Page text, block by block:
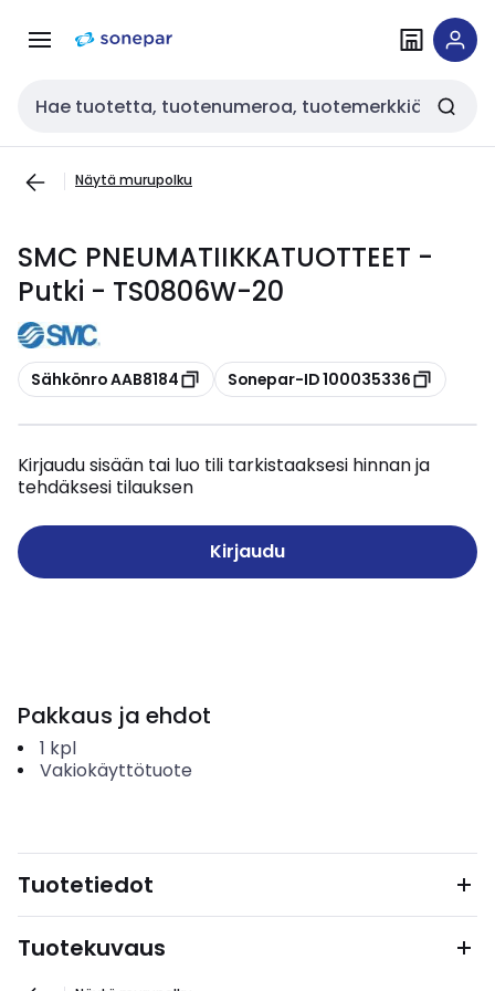
navigointiinsisältöön
Haku
Näytä murupolku
SMC PNEUMATIIKKATUOTTEET -
Putki - TS0806W-20
Kopioi
Sähkönro AAB8184 Kopioi
Sonepar-ID 100035336
Kirjaudu sisään tai luo tili tarkistaaksesi hinnan ja
tehdäksesi tilauksen
Kirjaudu
Pakkaus ja ehdot
1 kpl
Vakiokäyttötuote
Tuotetiedot
Tuotekuvaus